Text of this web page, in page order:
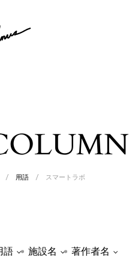
/ 用語 / スマートラボ
語 施設名 著作者名